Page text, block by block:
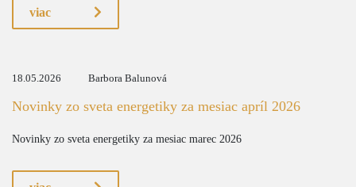
viac
18.05.2026 Barbora Balunová
Novinky zo sveta energetiky za mesiac apríl 2026
Novinky zo sveta energetiky za mesiac marec 2026